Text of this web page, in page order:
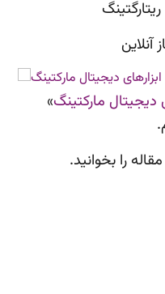
دیجیتال مارکتینگ»
را بخوانید.